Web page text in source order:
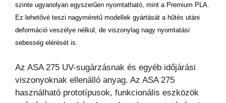
szinte ugyanolyan egyszerűen nyomtatható, mint a Premium PLA.
Ez lehetővé teszi nagyméretű modellek gyártását a hűtés utáni
deformáció veszélye nélkül, de viszonylag nagy nyomtatási
sebesség elérését is.
Az ASA 275 UV-sugárzásnak és egyéb időjárási
viszonyoknak ellenálló anyag. Az ASA 275
használható prototípusok, funkcionális eszközök